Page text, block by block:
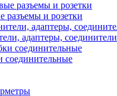
разъемы и розетки
адаптеры, соединители
соединительные